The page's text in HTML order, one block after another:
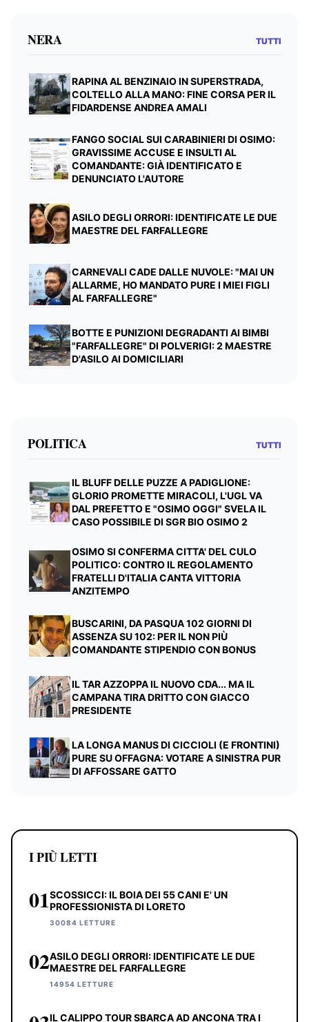
NERA TUTTI
RAPINA AL BENZINAIO IN SUPERSTRADA,
COLTELLO ALLA MANO: FINE CORSA PER IL
FIDARDENSE ANDREA AMALI
FANGO SOCIAL SUI CARABINIERI DI OSIMO:
GRAVISSIME ACCUSE E INSULTI AL
COMANDANTE: GIÀ IDENTIFICATO E
DENUNCIATO L'AUTORE
ASILO DEGLI ORRORI: IDENTIFICATE LE DUE
MAESTRE DEL FARFALLEGRE
CARNEVALI CADE DALLE NUVOLE: "MAI UN
ALLARME, HO MANDATO PURE I MIEI FIGLI
AL FARFALLEGRE"
BOTTE E PUNIZIONI DEGRADANTI AI BIMBI
"FARFALLEGRE" DI POLVERIGI: 2 MAESTRE
D'ASILO AI DOMICILIARI
POLITICA TUTTI
IL BLUFF DELLE PUZZE A PADIGLIONE:
GLORIO PROMETTE MIRACOLI, L'UGL VA
DAL PREFETTO E "OSIMO OGGI" SVELA IL
CASO POSSIBILE DI SGR BIO OSIMO 2
OSIMO SI CONFERMA CITTA' DEL CULO
POLITICO: CONTRO IL REGOLAMENTO
FRATELLI D'ITALIA CANTA VITTORIA
ANZITEMPO
BUSCARINI, DA PASQUA 102 GIORNI DI
ASSENZA SU 102: PER IL NON PIÙ
COMANDANTE STIPENDIO CON BONUS
IL TAR AZZOPPA IL NUOVO CDA... MA IL
CAMPANA TIRA DRITTO CON GIACCO
PRESIDENTE
LA LONGA MANUS DI CICCIOLI (E FRONTINI)
PURE SU OFFAGNA: VOTARE A SINISTRA PUR
DI AFFOSSARE GATTO
I PIÙ LETTI
01SCOSSICCI: IL BOIA DEI 55 CANI E' UN
PROFESSIONISTA DI LORETO
30084 LETTURE
02ASILO DEGLI ORRORI: IDENTIFICATE LE DUE
MAESTRE DEL FARFALLEGRE
14954 LETTURE
IL CALIPPO TOUR SBARCA AD ANCONA TRA I